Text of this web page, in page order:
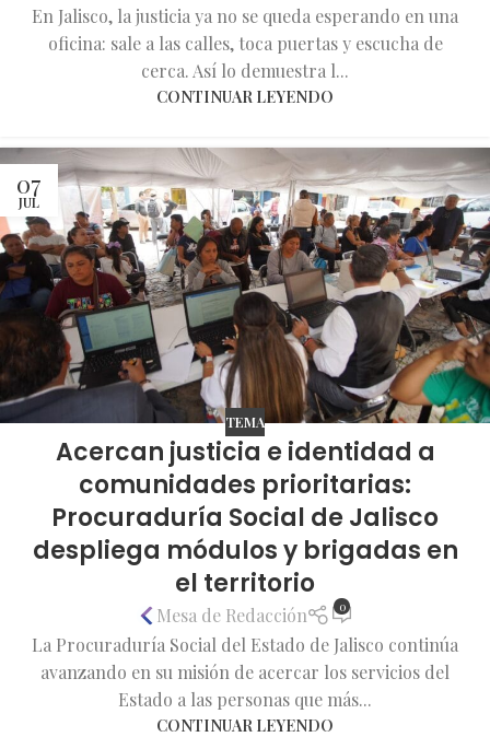
En Jalisco, la justicia ya no se queda esperando en una
oficina: sale a las calles, toca puertas y escucha de
cerca. Así lo demuestra l...
CONTINUAR LEYENDO
07
JUL
TEMA
Acercan justicia e identidad a
comunidades prioritarias:
Procuraduría Social de Jalisco
despliega módulos y brigadas en
el territorio
Mesa de Redacción 0
La Procuraduría Social del Estado de Jalisco continúa
avanzando en su misión de acercar los servicios del
Estado a las personas que más...
CONTINUAR LEYENDO